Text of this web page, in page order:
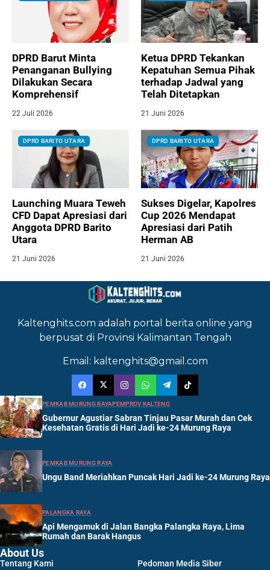
DPRD Barut Minta
Penanganan Bullying
Dilakukan Secara
Komprehensif
22 Juli 2026
Ketua DPRD Tekankan
Kepatuhan Semua Pihak
terhadap Jadwal yang
Telah Ditetapkan
21 Juni 2026
DPRD BARITO UTARA
Launching Muara Teweh
CFD Dapat Apresiasi dari
Anggota DPRD Barito
Utara
21 Juni 2026
DPRD BARITO UTARA
Sukses Digelar, Kapolres
Cup 2026 Mendapat
Apresiasi dari Patih
Herman AB
21 Juni 2026
Kaltenghits.com adalah portal berita online yang
berpusat di Provinsi Kalimantan Tengah
Email: kaltenghits@gmail.com
PEMKAB MURUNG RAYAPEMPROV KALTENG
Gubernur Agustiar Sabran Tinjau Pasar Murah dan Cek
Kesehatan Gratis di Hari Jadi ke-24 Murung Raya
PEMKAB MURUNG RAYA
Ungu Band Meriahkan Puncak Hari Jadi ke-24 Murung Raya
PALANGKA RAYA
Api Mengamuk di Jalan Bangka Palangka Raya, Lima
Rumah dan Barak Hangus
About Us
Tentang Kami Pedoman Media Siber